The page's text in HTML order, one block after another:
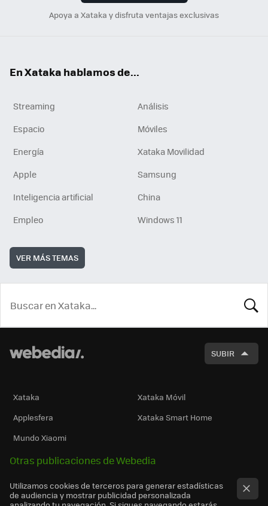
Apoya a Xataka y disfruta ventajas exclusivas
En Xataka hablamos de...
Streaming
Análisis
Espacio
Móviles
Energía
Xataka Movilidad
Apple
Samsung
Inteligencia artificial
China
Empleo
Windows 11
VER MÁS TEMAS
SUBIR
Xataka
Xataka Móvil
Applesfera
Xataka Smart Home
Mundo Xiaomi
Otras publicaciones de Webedia
Utilizamos cookies de terceros para generar estadísticas
de audiencia y mostrar publicidad personalizada